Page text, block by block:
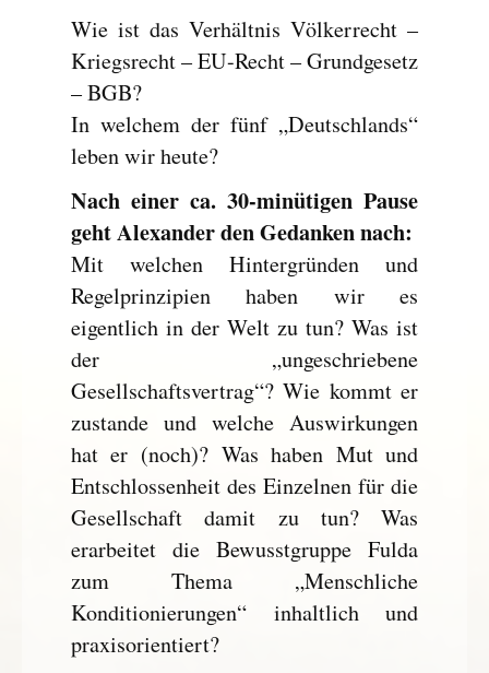
Wie ist das Verhältnis Völkerrecht –
Kriegsrecht – EU-Recht – Grundgesetz
– BGB?
In welchem der fünf „Deutschlands“
leben wir heute?
Nach einer ca. 30-minütigen Pause
geht Alexander den Gedanken nach:
Mit welchen Hintergründen und
Regelprinzipien haben wir es
eigentlich in der Welt zu tun? Was ist
der „ungeschriebene
Gesellschaftsvertrag“? Wie kommt er
zustande und welche Auswirkungen
hat er (noch)? Was haben Mut und
Entschlossenheit des Einzelnen für die
Gesellschaft damit zu tun? Was
erarbeitet die Bewusstgruppe Fulda
zum Thema „Menschliche
Konditionierungen“ inhaltlich und
praxisorientiert?